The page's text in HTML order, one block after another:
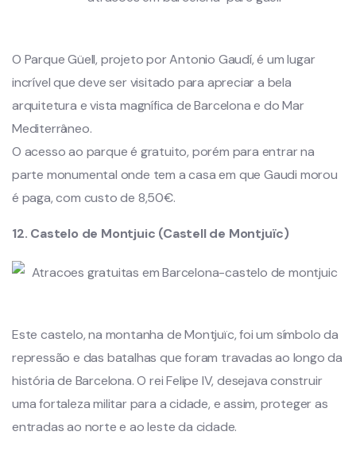
O Parque Güell, projeto por Antonio Gaudí, é um lugar
incrível que deve ser visitado para apreciar a bela
arquitetura e vista magnífica de Barcelona e do Mar
Mediterrâneo.
O acesso ao parque é gratuito, porém para entrar na
parte monumental onde tem a casa em que Gaudi morou
é paga, com custo de 8,50€.
12. Castelo de Montjuic (Castell de Montjuïc)
Este castelo, na montanha de Montjuïc, foi um símbolo da
repressão e das batalhas que foram travadas ao longo da
história de Barcelona. O rei Felipe IV, desejava construir
uma fortaleza militar para a cidade, e assim, proteger as
entradas ao norte e ao leste da cidade.